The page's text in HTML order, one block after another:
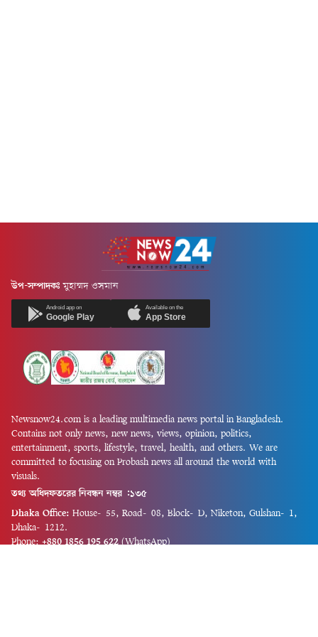
উপ-সম্পাদকঃ মুহাম্মদ ওসমান
Android app on
Google Play
Available on the
App Store
Newsnow24.com is a leading multimedia news portal in Bangladesh.
Contains not only news, new news, views, opinion, politics,
entertainment, sports, lifestyle, travel, health, and others. We are
committed to focusing on Probash news all around the world with
visuals.
তথ্য অধিদফতরের নিবন্ধন নম্বর :১৩৫
Dhaka Office: House-55, Road-08, Block-D, Niketon, Gulshan-1,
Dhaka-1212.
Phone: +880 1856 195 622 (WhatsApp)